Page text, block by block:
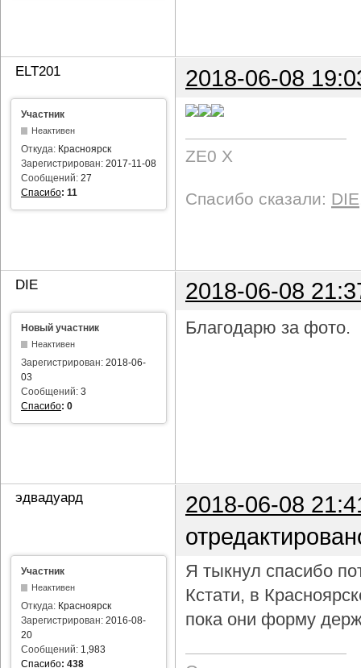
ELT201 2018-06-08
Участник
Неактивен
Откуда: Красноярск
Зарегистрирован: 2017-11-08
Сообщений: 27
Спасибо: 11
ZE0 X
Спасибо сказали: DIE
DIE 2018-06-08
Новый участник
Неактивен
Зарегистрирован: 2018-06-
03
Сообщений: 3
Спасибо: 0
Благодарю за фото.
эдвадуард
2018-06-08
Участник
Неактивен
Откуда: Красноярск
Зарегистрирован: 2016-08-
20
Сообщений: 1,983
Спасибо: 438
Я тыкнул спасибо
Кстати, в
пока они форму